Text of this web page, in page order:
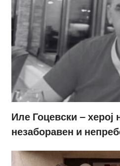
Иле Гоцевски – херој
незаборавен и